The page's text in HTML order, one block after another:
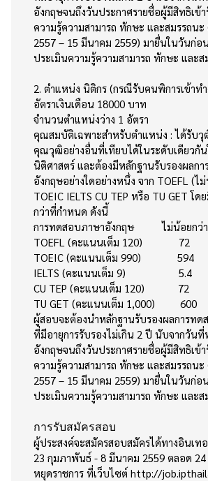
อังกฤษจนถึงวันประกาศรายชื่อผู้มีสิทธิเข้า
ความรู้ความสามารถ ทักษะ และสมรรถน
2557 – 15 มีนาคม 2559) มายื่นในวันก่อ
ประเมินความรู้ความสามารถ ทักษะ และส
2. ตำแหน่ง นิติกร (กรณีรับคนพิการเข้าท
อัตราเงินเดือน 18000 บาท
จำนวนตำแหน่งว่าง 1 อัตรา
คุณสมบัติเฉพาะสำหรับตำแหน่ง : ได้รับ
คุณวุฒิอย่างอื่นที่เทียบได้ในระดับเดียวกัน
นิติศาสตร์ และต้องมีหลักฐานรับรองผลก
อังกฤษอย่างใดอย่างหนึ่ง จาก TOEFL (ไ
TOEIC IELTS CU TEP หรือ TU GET โ
กว่าที่กำหนด ดังนี้
การทดสอบภาษาอังกฤษ ไม่น้อยกว่า
TOEFL (คะแนนเต็ม 120) 72
TOEIC (คะแนนเต็ม 990) 594
IELTS (คะแนนเต็ม 9) 5.4
CU TEP (คะแนนเต็ม 120) 72
TU GET (คะแนนเต็ม 1,000) 600
ผู้สอบจะต้องนำหลักฐานรับรองผลการท
ที่มีอายุการรับรองไม่เกิน 2 ปี นับจากวัน
อังกฤษจนถึงวันประกาศรายชื่อผู้มีสิทธิเข้า
ความรู้ความสามารถ ทักษะ และสมรรถน
2557 – 15 มีนาคม 2559) มายื่นในวันก่อ
ประเมินความรู้ความสามารถ ทักษะ และส
การรับสมัครสอบ
ผู้ประสงค์จะสมัครสอบสมัครได้ทางอินเท
23 กุมภาพันธ์ - 8 มีนาคม 2559 ตลอด 24
หยุดราชการ ที่เว็บไซต์ http://